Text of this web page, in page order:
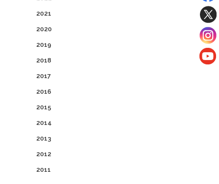
2021
2020
2019
2018
2017
2016
2015
2014
2013
2012
2011